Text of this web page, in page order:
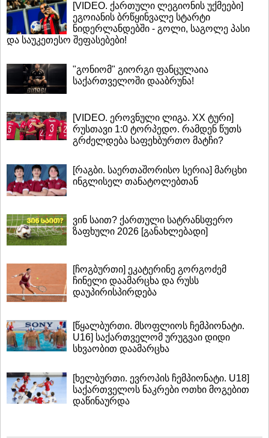
[VIDEO. ქართული ლეგიონის უქმეები]
ეგოიანის ბრწყინვალე სტარტი
ნიდერლანდებში - გოლი, საგოლე პასი
და საუკეთესო შეფასებები!
"გონიომ" გიორგი ფანცულაია
საქართველოში დააბრუნა!
[VIDEO. ეროვნული ლიგა. XX ტური]
რუსთავი 1:0 ტორპედო. რამდენ წუთს
გრძელდება საფეხბურთო მატჩი?
[რაგბი. საერთაშორისო სერია] მარცხი
ინგლისელ თანატოლებთან
ვინ საით? ქართული სატრანსფერო
ზაფხული 2026 [განახლებადი]
[ჩოგბურთი] ეკატერინე გორგოძემ
ჩინელი დაამარცხა და რუსს
დაუპირისპირდება
[წყალბურთი. მსოფლიოს ჩემპიონატი.
U16] საქართველომ ურუგვაი დიდი
სხვაობით დაამარცხა
[ხელბურთი. ევროპის ჩემპიონატი. U18]
საქართველოს ნაკრები ოთხი მოგებით
დაწინაურდა